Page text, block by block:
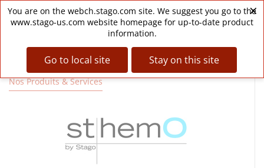
Aller
au
contenu
You are on the webch.stago.com site. We suggest you go to the
www.stago-us.com website homepage for up-to-date product
information.
Go to local site Stay on this site
×
Menu
Espace Clients MyPersonalSpace
Nos Produits & Services